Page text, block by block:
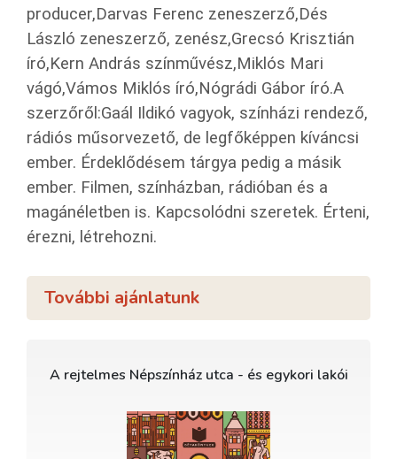
producer,Darvas Ferenc zeneszerző,Dés
László zeneszerző, zenész,Grecsó Krisztián
író,Kern András színművész,Miklós Mari
vágó,Vámos Miklós író,Nógrádi Gábor író.A
szerzőről:Gaál Ildikó vagyok, színházi rendező,
rádiós műsorvezető, de legfőképpen kíváncsi
ember. Érdeklődésem tárgya pedig a másik
ember. Filmen, színházban, rádióban és a
magánéletben is. Kapcsolódni szeretek. Érteni,
érezni, létrehozni.
További ajánlatunk
A rejtelmes Népszínház utca - és egykori lakói